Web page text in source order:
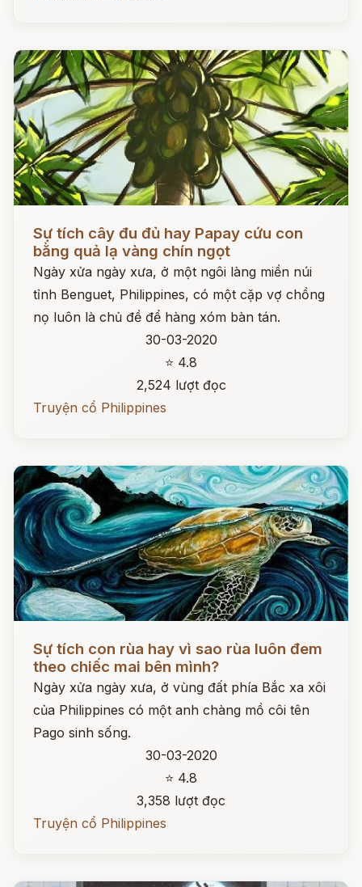
Sự tích cây đu đủ hay Papay cứu con
bằng quả lạ vàng chín ngọt
Ngày xửa ngày xưa, ở một ngôi làng miền núi
tỉnh Benguet, Philippines, có một cặp vợ chồng
nọ luôn là chủ đề để hàng xóm bàn tán.
30-03-2020
⭐ 4.8
2,524 lượt đọc
Truyện cổ Philippines
Sự tích con rùa hay vì sao rùa luôn đem
theo chiếc mai bên mình?
Ngày xửa ngày xưa, ở vùng đất phía Bắc xa xôi
của Philippines có một anh chàng mồ côi tên
Pago sinh sống.
30-03-2020
⭐ 4.8
3,358 lượt đọc
Truyện cổ Philippines